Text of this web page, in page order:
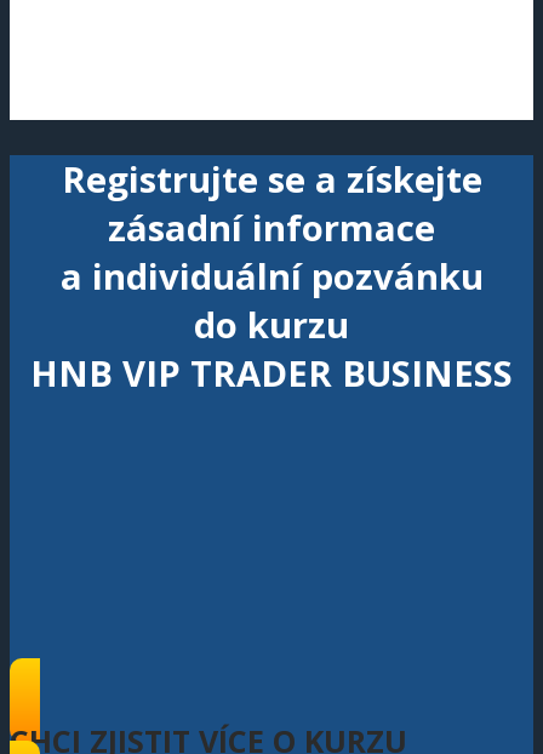
Registrujte se a získejte
zásadní informace
a individuální pozvánku
do kurzu
HNB VIP TRADER BUSINESS
CHCI ZJISTIT VÍCE O KURZU